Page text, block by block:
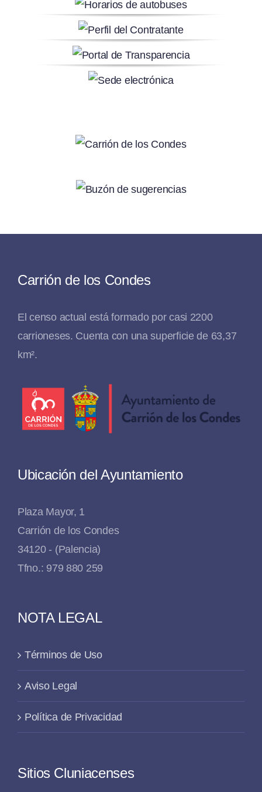
Carrión de los Condes
El censo actual está formado por casi 2200
carrioneses. Cuenta con una superficie de 63,37
km².
Ubicación del Ayuntamiento
Plaza Mayor, 1
Carrión de los Condes
34120 - (Palencia)
Tfno.: 979 880 259
NOTA LEGAL
Términos de Uso
Aviso Legal
Política de Privacidad
Sitios Cluniacenses